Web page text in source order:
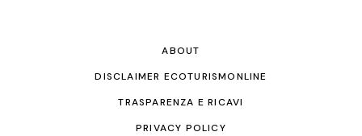
ABOUT
DISCLAIMER ECOTURISMONLINE
TRASPARENZA E RICAVI
PRIVACY POLICY